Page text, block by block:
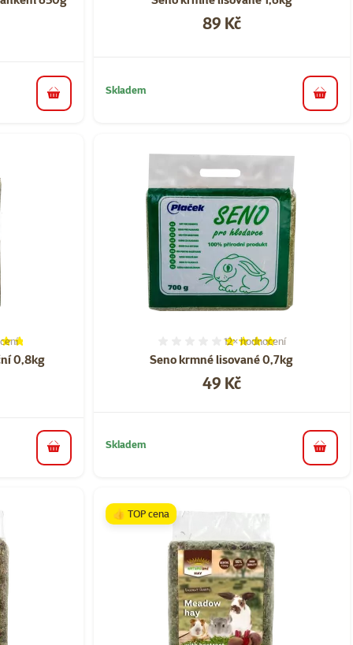
do košíku
Cena
89 Kč
Skladem
do
0,8kg
94%, počet hodnocení: 7
do košíku
Seno krmné lisované 0,7kg
Hodnocení 78%, počet
12×hodnocení
Cena
49 Kč
Skladem
do
👍 TOP cena